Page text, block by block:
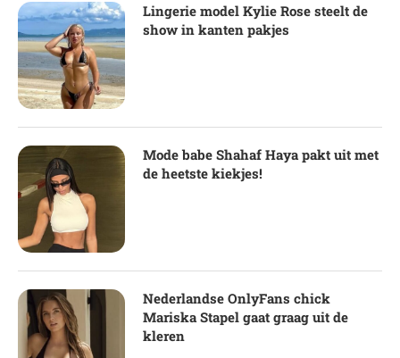
Lingerie model Kylie Rose steelt de
show in kanten pakjes
Mode babe Shahaf Haya pakt uit met
de heetste kiekjes!
Nederlandse OnlyFans chick
Mariska Stapel gaat graag uit de
kleren